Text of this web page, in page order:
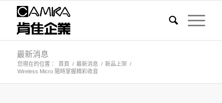
最新消息
您現在的位置： 首頁 / 最新消息 / 新品上架 /
Wireless Micro 隨時掌握精彩收音